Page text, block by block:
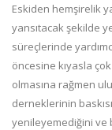
Eskiden hemşirelik
yansıtacak şekilde
süreçlerinde
öncesine kıyasla
olmasına rağmen
derneklerinin
yenileyemediğini ve